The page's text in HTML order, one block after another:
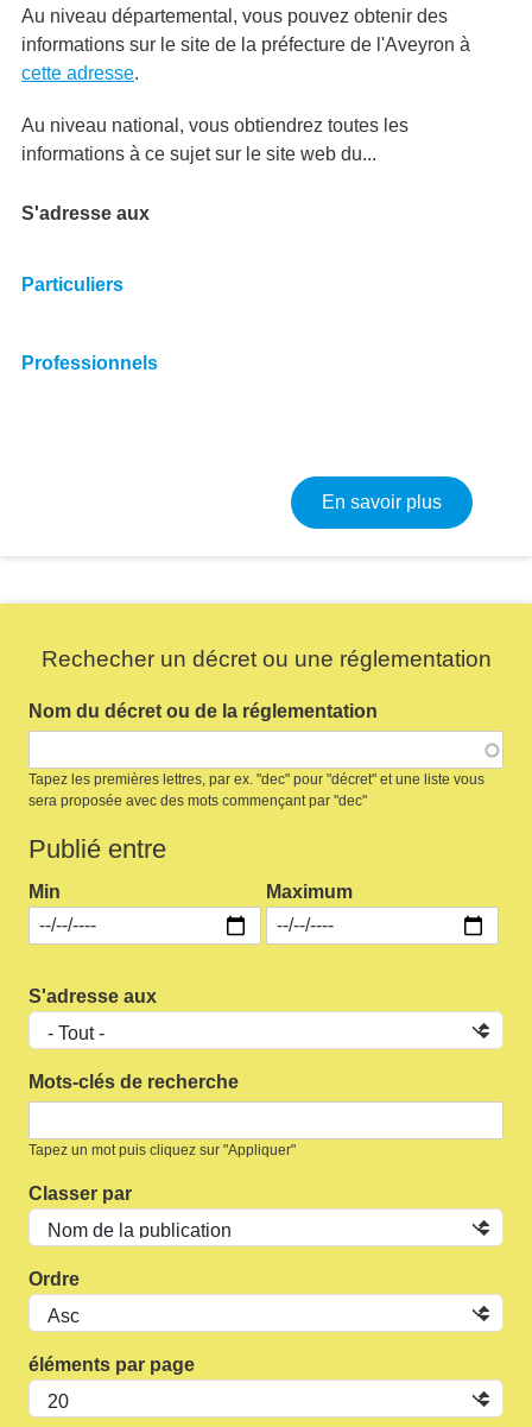
Au niveau départemental, vous pouvez obtenir des
informations sur le site de la préfecture de l'Aveyron à
cette adresse.
Au niveau national, vous obtiendrez toutes les
informations à ce sujet sur le site web du...
S'adresse aux
Particuliers
Professionnels
En savoir plussur
Rechecher un décret ou une réglementation
Nom du décret ou de la réglementation
Tapez les premières lettres, par ex. "dec" pour "décret" et une liste vous
sera proposée avec des mots commençant par "dec"
Publié entre
Min Maximum
S'adresse aux
Mots-clés de recherche
Tapez un mot puis cliquez sur "Appliquer"
Classer par
Ordre
éléments par page